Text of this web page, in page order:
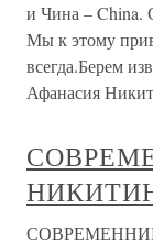
и Чина – China.
Мы к этому
всегда.Берем
Афанасия